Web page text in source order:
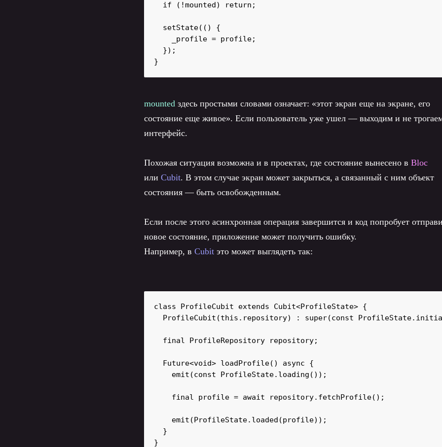
  if (!mounted) return;
  setState(() {
    _profile = profile;
  });
}
mounted здесь простыми словами означает: «этот экран еще на экране, его
состояние еще живое». Если пользователь уже ушел — выходим и не
интерфейс.
Похожая ситуация возможна и в проектах, где состояние вынесено в Bloc
или Cubit. В этом случае экран может закрыться, а связанный с ним объект
состояния — быть освобожденным.
Если после этого асинхронная операция завершится и код попробует
новое состояние, приложение может получить ошибку.
Например, в Cubit это может выглядеть так:
class ProfileCubit extends Cubit<ProfileState> {
ProfileCubit(this.repository) : super(const
  final ProfileRepository repository;
  Future<void> loadProfile() async {
    emit(const ProfileState.loading());
    final profile = await repository.fetchProfile();
    emit(ProfileState.loaded(profile));
  }
}